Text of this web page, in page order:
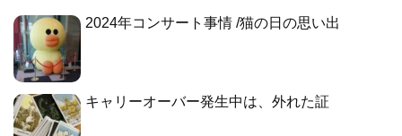
2024年コンサート事情 /猫の日の思い出
キャリーオーバー発生中は、外れた証